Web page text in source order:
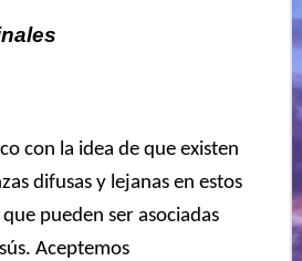
con la idea de que existen
difusas y lejanas en estos
pueden ser asociadas
Aceptemos